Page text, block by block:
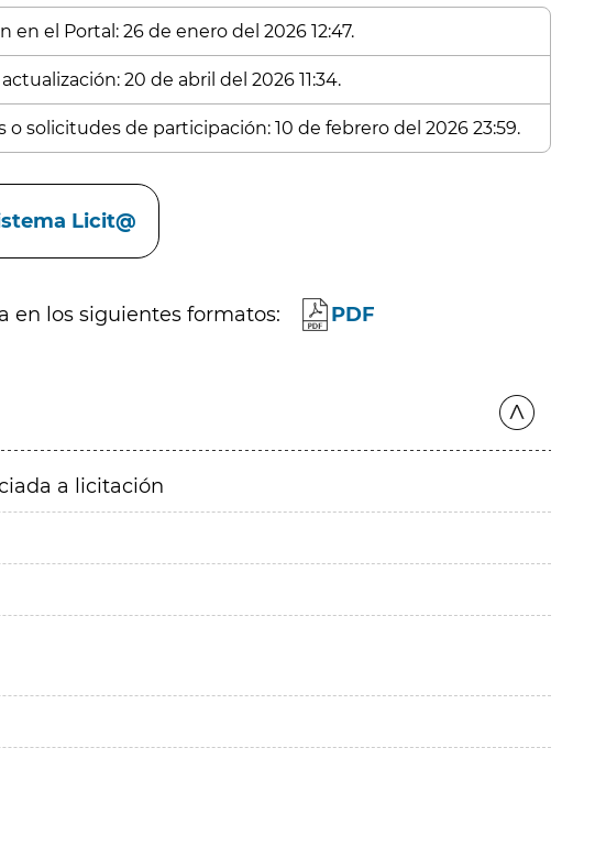
en el Portal: 26 de enero del 2026 12:47.
20 de abril del 2026 11:34.
solicitudes de participación: 10 de febrero del 2026 23:59.
Licit@
en los siguientes formatos: PDF
a licitación